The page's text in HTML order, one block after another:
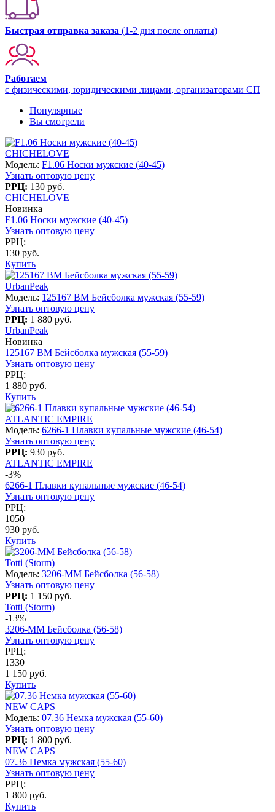
Быстрая отправка заказа (1-2 дня после оплаты)
Работаем
с физическими, юридическими лицами, организаторами СП
Популярные
Вы смотрели
CHICHELOVE
Модель: F1.06 Носки мужские (40-45)
Узнать оптовую цену
РРЦ: 130 руб.
CHICHELOVE
Новинка
F1.06 Носки мужские (40-45)
Узнать оптовую цену
РРЦ:
130 руб.
Купить
UrbanPeak
Модель: 125167 BM Бейсболка мужская (55-59)
Узнать оптовую цену
РРЦ: 1 880 руб.
UrbanPeak
Новинка
125167 BM Бейсболка мужская (55-59)
Узнать оптовую цену
РРЦ:
1 880 руб.
Купить
ATLANTIC EMPIRE
Модель: 6266-1 Плавки купальные мужские (46-54)
Узнать оптовую цену
РРЦ: 930 руб.
ATLANTIC EMPIRE
-3%
6266-1 Плавки купальные мужские (46-54)
Узнать оптовую цену
РРЦ:
1050
930 руб.
Купить
Totti (Storm)
Модель: 3206-MM Бейсболка (56-58)
Узнать оптовую цену
РРЦ: 1 150 руб.
Totti (Storm)
-13%
3206-MM Бейсболка (56-58)
Узнать оптовую цену
РРЦ:
1330
1 150 руб.
Купить
NEW CAPS
Модель: 07.36 Немка мужская (55-60)
Узнать оптовую цену
РРЦ: 1 800 руб.
NEW CAPS
07.36 Немка мужская (55-60)
Узнать оптовую цену
РРЦ:
1 800 руб.
Купить